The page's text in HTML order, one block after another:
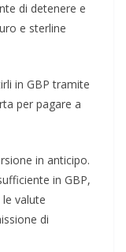
di detenere e
e sterline
in GBP tramite
per pagare a
in anticipo.
in GBP,
valute
di